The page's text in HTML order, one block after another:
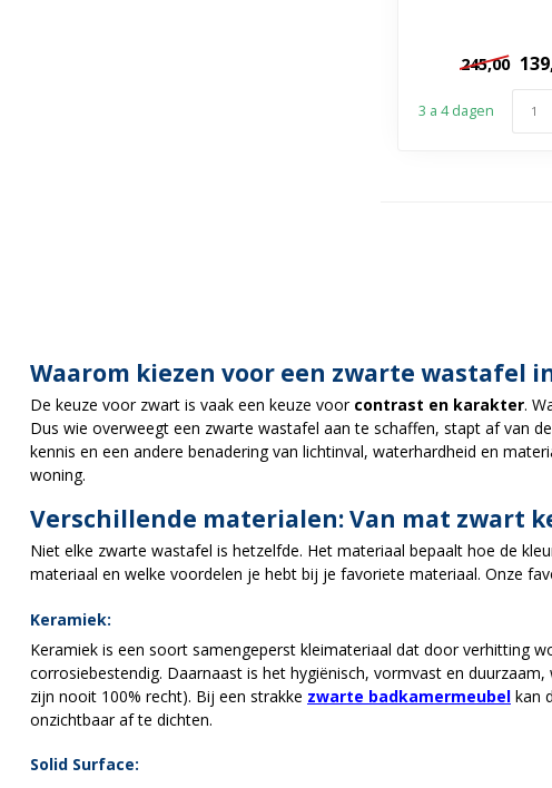
245,00
3 a 4 dagen
Waarom kiezen voor een zwarte wastafel
De keuze voor zwart is vaak een keuze voor contrast en karakter.
Dus wie overweegt een zwarte wastafel aan te schaffen, stapt af van
kennis en een andere benadering van lichtinval, waterhardheid en
woning.
Verschillende materialen: Van mat zwart
Niet elke zwarte wastafel is hetzelfde. Het materiaal bepaalt hoe de
materiaal en welke voordelen je hebt bij je favoriete materiaal. Onze
Keramiek:
Keramiek is een soort samengeperst kleimateriaal dat door verhitting
corrosiebestendig. Daarnaast is het hygiënisch, vormvast en
zijn nooit 100% recht). Bij een strakke zwarte badkamermeubel kan
onzichtbaar af te dichten.
Solid Surface: